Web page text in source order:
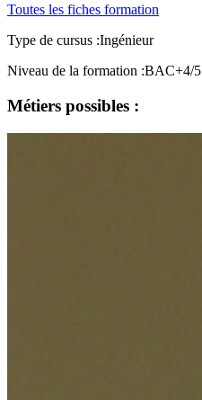
Toutes les fiches formation
Type de cursus :Ingénieur
Niveau de la formation :BAC+4/5
Métiers possibles :